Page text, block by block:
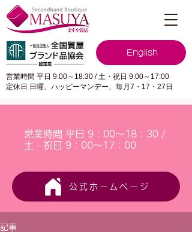
English
営業時間 平日 9:00～18:30 / 土・祝日 9:00～17:00
定休日 日曜、ハッピーマンデー、毎月7・17・27日
営業時間 平日 9：00～18：30 /
土・祝日 9：00～17：00
公式ホームページ
記事